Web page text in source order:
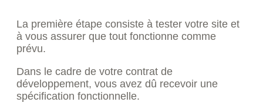
La première étape consiste à tester votre site et
à vous assurer que tout fonctionne comme
prévu.
Dans le cadre de votre contrat de
développement, vous avez dû recevoir une
spécification fonctionnelle.